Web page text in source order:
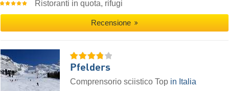
Ristoranti in quota, rifugi
Recensione
Pfelders
Comprensorio sciistico Top in Italia